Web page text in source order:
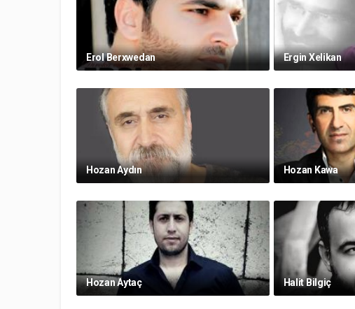
Erol Berxwedan Ergin Xelikan
Hozan Aydın Hozan Kawa
Hozan Aytaç Halit Bilgiç